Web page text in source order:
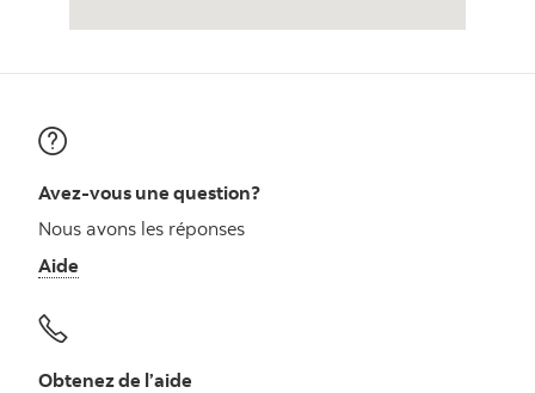
Avez-vous une question?
Nous avons les réponses
Aide
Obtenez de l’aide